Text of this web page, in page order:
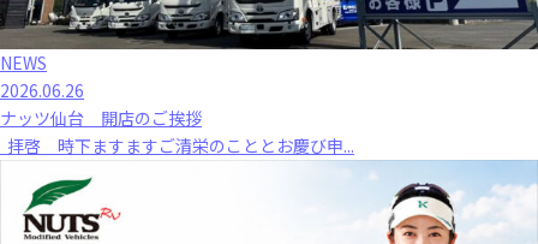
NEWS
2026.06.26
ナッツ仙台 開店のご挨拶
拝啓 時下ますますご清栄のこととお慶び申...